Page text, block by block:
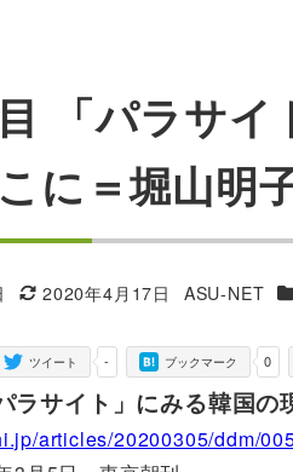
「パラサ
に＝堀山明
更新日
2020年4月17日
著
ASU-NET
-
ツイート 0
ブックマーク
ラサイト」にみる韓国
articles/20200305/ddm/